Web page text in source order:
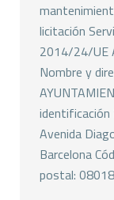
licitación
2014/24/UE
Nombre y
Avenida
Barcelona
postal: